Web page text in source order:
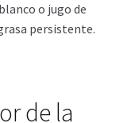
o jugo de
persistente.
de la